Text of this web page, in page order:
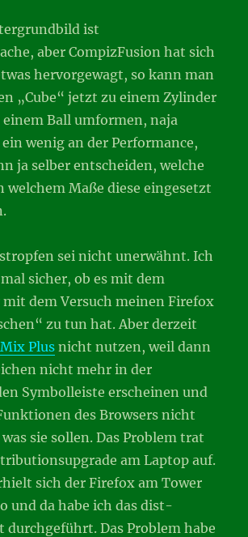
ist
aber CompizFusion hat sich
hervorgewagt, so kann man
„Cube“ jetzt zu einem Zylinder
einem Ball umformen, naja
wenig an der Performance,
ja selber entscheiden, welche
welchem Maße diese eingesetzt
sei nicht unerwähnt. Ich
sicher, ob es mit dem
mit dem Versuch meinen Firefox
zu tun hat. Aber derzeit
Plus nicht nutzen, weil dann
nicht mehr in der
Symbolleiste erscheinen und
des Browsers nicht
sie sollen. Das Problem trat
am Laptop auf.
sich der Firefox am Tower
und da habe ich das dist-
durchgeführt. Das Problem habe